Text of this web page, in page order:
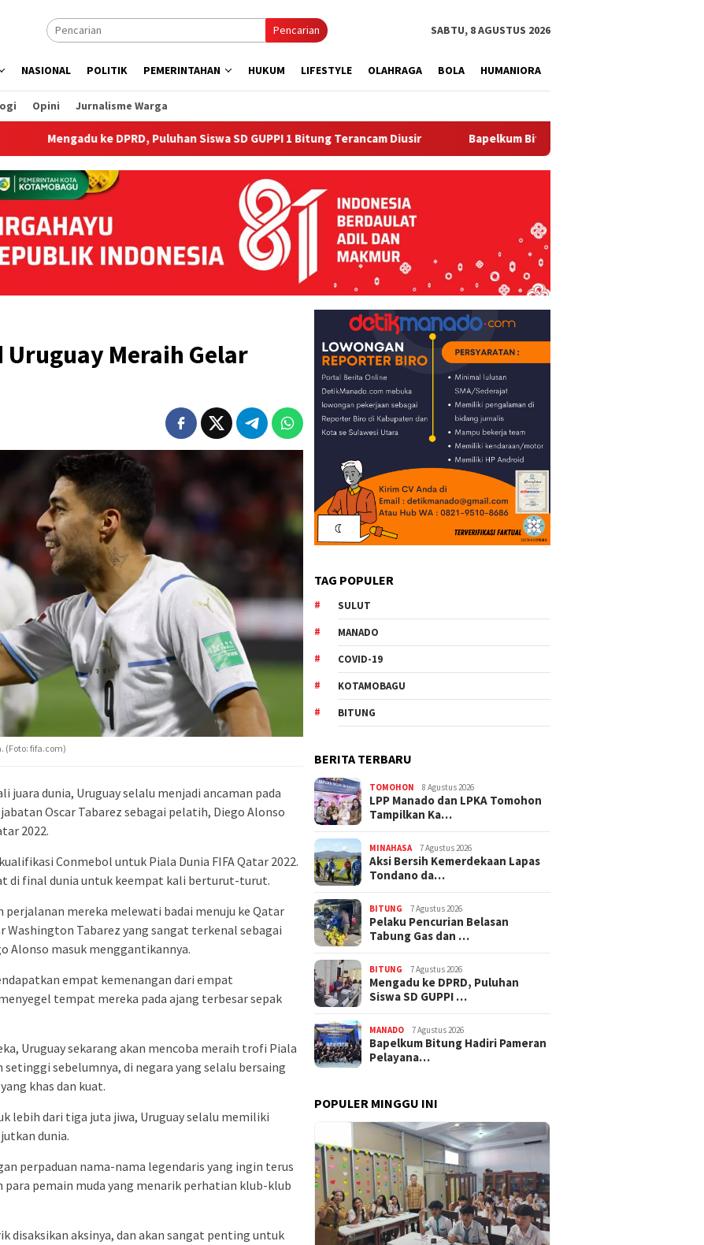
Pencarian SABTU, 8 AGUSTUS 2026
NASIONAL POLITIK PEMERINTAHAN HUKUM LIFESTYLE OLAHRAGA BOLA HUMANIORA
Opini Jurnalisme Warga
DPRD, Puluhan Siswa SD GUPPI 1 Bitung Terancam Diusir ‎Bapelkum Bitung Hadiri Pameran Pelayanan Publik Kanwil
Uruguay Meraih Gelar
(Foto: fifa.com)
juara dunia, Uruguay selalu menjadi ancaman pada
Oscar Tabarez sebagai pelatih, Diego Alonso
2022.
Conmebol untuk Piala Dunia FIFA Qatar 2022.
di final dunia untuk keempat kali berturut-turut.
perjalanan mereka melewati badai menuju ke Qatar
Washington Tabarez yang sangat terkenal sebagai
Alonso masuk menggantikannya.
empat kemenangan dari empat
tempat mereka pada ajang terbesar sepak
Uruguay sekarang akan mencoba meraih trofi Piala
sebelumnya, di negara yang selalu bersaing
khas dan kuat.
lebih dari tiga juta jiwa, Uruguay selalu memiliki
dunia.
perpaduan nama-nama legendaris yang ingin terus
pemain muda yang menarik perhatian klub-klub
disaksikan aksinya, dan akan sangat penting untuk
TAG POPULER
SULUT
MANADO
COVID-19
KOTAMOBAGU
BITUNG
BERITA TERBARU
TOMOHON 8 Agustus 2026
LPP Manado dan LPKA Tomohon
Tampilkan Ka…
MINAHASA 7 Agustus 2026
Aksi Bersih Kemerdekaan Lapas
Tondano da…
BITUNG 7 Agustus 2026
Pelaku Pencurian Belasan
Tabung Gas dan …
BITUNG 7 Agustus 2026
Mengadu ke DPRD, Puluhan
Siswa SD GUPPI …
MANADO 7 Agustus 2026
‎Bapelkum Bitung Hadiri Pameran
Pelayana…
POPULER MINGGU INI